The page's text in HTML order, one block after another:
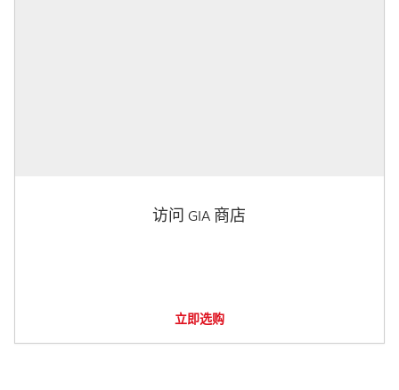
访问 GIA 商店
立即选购